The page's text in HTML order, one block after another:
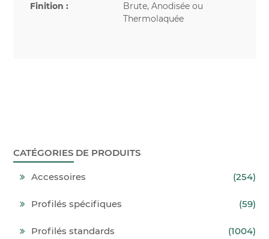
Finition :
Brute, Anodisée ou
Thermolaquée
CATÉGORIES DE PRODUITS
Accessoires (254)
Profilés spécifiques (59)
Profilés standards (1004)